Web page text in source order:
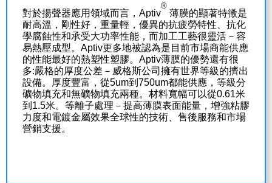
對於揚聲器應用領域而言，Aptiv
®
薄膜的顯著特徵是
耐高溫，剛性好，重量輕，優異的抗疲勞特性、抗化
學腐蝕性和承受大功率性能，而加工工藝很靈活－容
易熱壓成型。Aptiv更多地被認為是目前市場商能供應
的性能最好的熱塑性塑膠。 Aptiv薄膜的優勢還有很
多:嚴格的厚度公差－威格斯公司擁有世界等級的擠出
設備。厚度豐富 ，從5um到750um都能供應，等級分
礦物填充和無礦物填充兩種。 材料寬幅可以從0.61米
到1.5米。等離子處理－提高薄膜表面能量，增強粘膠
力度和電鍍金屬效果全球性的技術、售後服務和市場
營銷支援。